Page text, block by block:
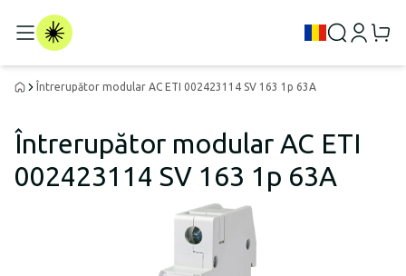
Întrerupător modular AC ETI 002423114 SV 163 1p 63A
Întrerupător modular AC ETI
002423114 SV 163 1p 63A